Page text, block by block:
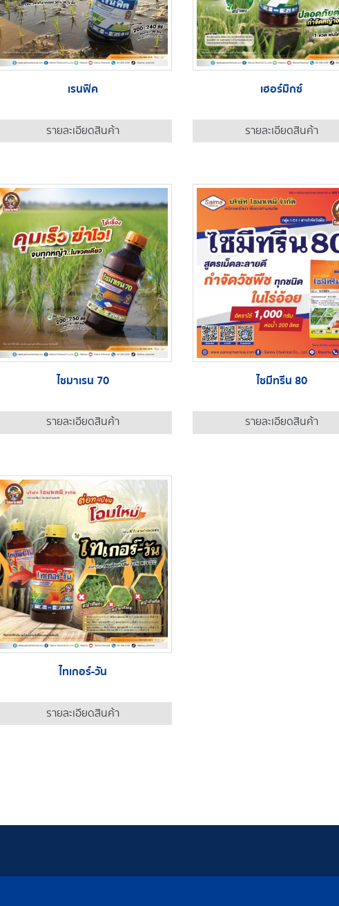
เรนฟิค
รายละเอียดสินค้า
เฮอร์มิกซ์
รายละเอียดสินค้า
ไซมาเรน 70
รายละเอียดสินค้า
ไซมีทรีน 80
รายละเอียดสินค้า
ไทเกอร์-วัน
รายละเอียดสินค้า